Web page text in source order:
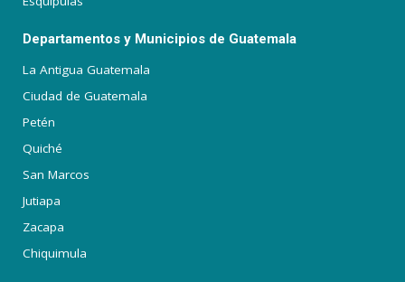
Departamentos y Municipios de Guatemala
La Antigua Guatemala
Ciudad de Guatemala
Petén
Quiché
San Marcos
Jutiapa
Zacapa
Chiquimula